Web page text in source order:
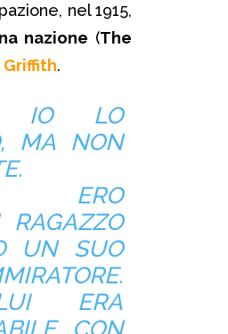
nel 1915,
nazione (The
Griffith.
IO LO
MA NON
ERO
UN SUO
ERA